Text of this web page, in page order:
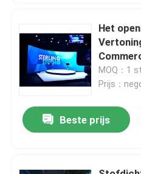
Neem contact met ons
Nieuws
Gevallen
Huur Geleide Vertoning
Het
MOQ：1
Prijs：
Beste prijs